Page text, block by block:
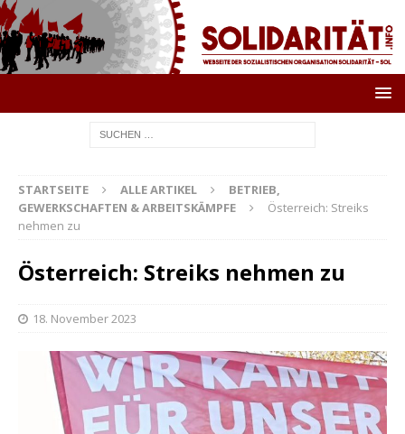
STARTSEITE ALLE ARTIKEL
BETRIEB,
GEWERKSCHAFTEN & ARBEITSKÄMPFE
Österreich: Streiks
nehmen zu
Österreich: Streiks nehmen zu
18. November 2023